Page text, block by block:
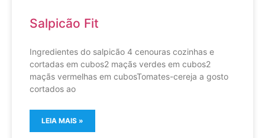
Salpicão Fit
Ingredientes do salpicão 4 cenouras cozinhas e
cortadas em cubos2 maçãs verdes em cubos2
maçãs vermelhas em cubosTomates-cereja a gosto
cortados ao
LEIA MAIS »